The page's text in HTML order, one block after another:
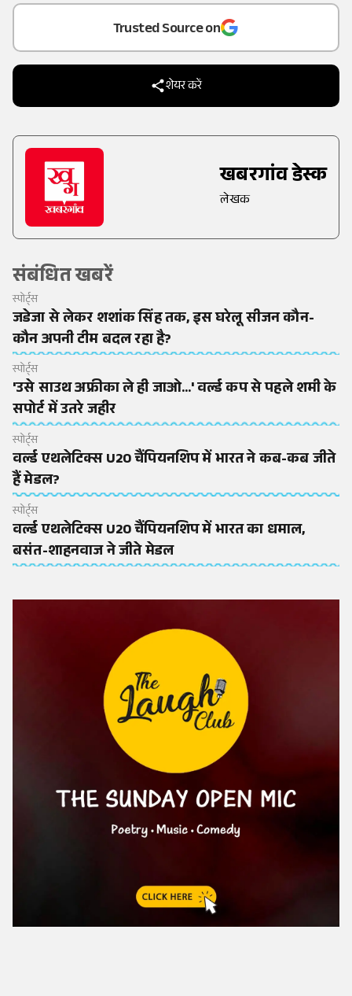
Trusted Source on
शेयर करें
खबरगांव डेस्क
लेखक
संबंधित खबरें
स्पोर्ट्स
जडेजा से लेकर शशांक सिंह तक, इस घरेलू सीजन कौन-
कौन अपनी टीम बदल रहा है?
स्पोर्ट्स
'उसे साउथ अफ्रीका ले ही जाओ...' वर्ल्ड कप से पहले शमी के
सपोर्ट में उतरे जहीर
स्पोर्ट्स
वर्ल्ड एथलेटिक्स U20 चैंपियनशिप में भारत ने कब-कब जीते
हैं मेडल?
स्पोर्ट्स
वर्ल्ड एथलेटिक्स U20 चैंपियनशिप में भारत का धमाल,
बसंत-शाहनवाज ने जीते मेडल